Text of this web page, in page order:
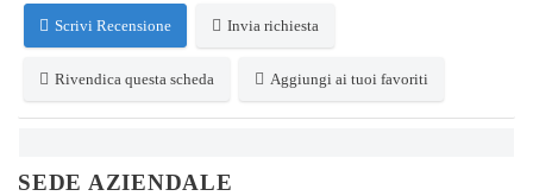
Scrivi Recensione Invia richiesta
Rivendica questa scheda Aggiungi ai tuoi favoriti
SEDE AZIENDALE